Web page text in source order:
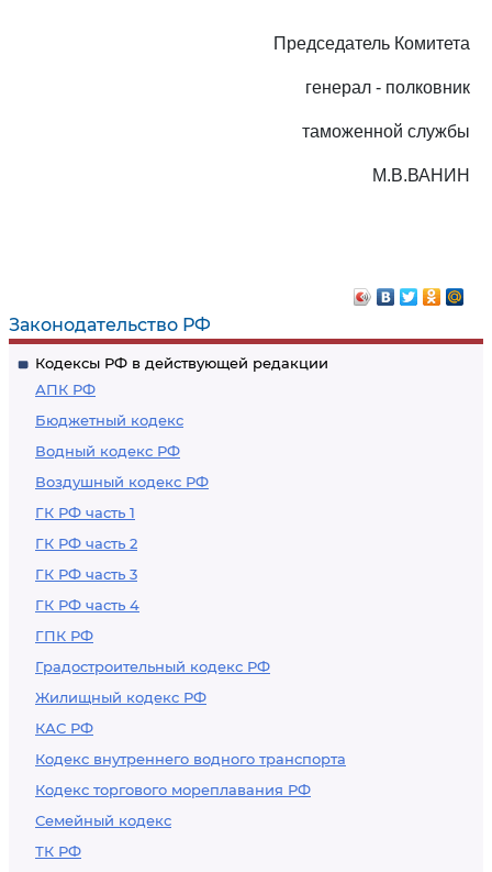
Законодательство РФ
Кодексы РФ в действующей редакции
АПК РФ
Бюджетный кодекс
Водный кодекс РФ
Воздушный кодекс РФ
ГК РФ часть 1
ГК РФ часть 2
ГК РФ часть 3
ГК РФ часть 4
ГПК РФ
Градостроительный кодекс РФ
Жилищный кодекс РФ
КАС РФ
Кодекс внутреннего водного транспорта
Кодекс торгового мореплавания РФ
Семейный кодекс
ТК РФ
Председатель Комитета
генерал - полковник
таможенной службы
М.В.ВАНИН